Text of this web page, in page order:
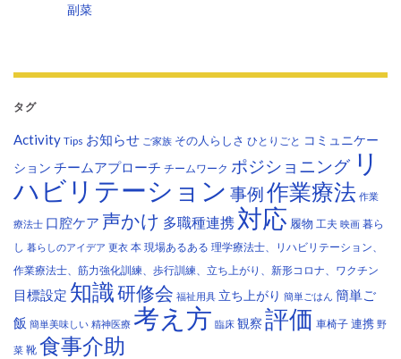
副菜
タグ
Activity Tips お知らせ ご家族 その人らしさ ひとりごと コミュニケー
ション チームアプローチ チームワーク ポジショニング リ
ハビリテーション 事例作業療法 作業
療法士 口腔ケア 声かけ 多職種連携 対応 履物 工夫 映画 暮ら
し 暮らしのアイデア 更衣 本 現場あるある 理学療法士、リハビリテーション、
作業療法士、筋力強化訓練、歩行訓練、立ち上がり、新形コロナ、ワクチン
目標設定 知識研修会 福祉用具 立ち上がり 簡単ごはん 簡単ご
飯 簡単美味しい 精神医療 考え方 臨床 観察 評価 車椅子 連携 野
菜 靴 食事介助